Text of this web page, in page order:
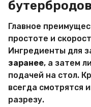
бутербродов
Главное
простоте и
Ингредиенты для
заранее, а затем
подачей на стол.
всегда смотрятся
разрезу.